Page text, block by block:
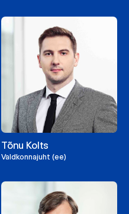
Tõnu Kolts
Valdkonnajuht (ee)